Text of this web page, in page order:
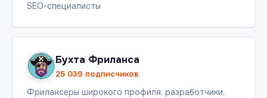
SEO-специалисты
Бухта Фриланса
25 039 подписчиков
Фрилансеры широкого профиля: разработчики,